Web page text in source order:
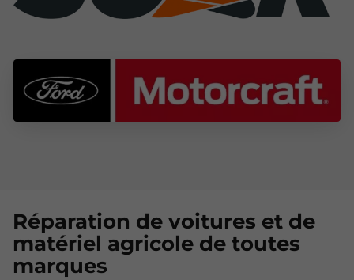
Réparation de voitures et de
matériel agricole de toutes
marques